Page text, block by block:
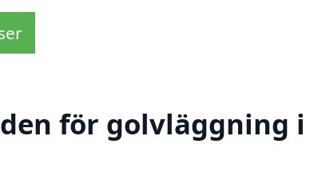
för golvläggning i